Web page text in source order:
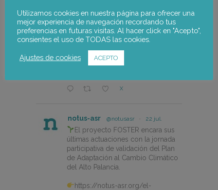
https://notus-asr.org/en/notus-
takes-part-in-the-redismar-
conference-on-women-eco-
in-fishing-gear/
X
notus-asr @notusasr · 22 jul.
El proyecto FOSTER encara sus
últimas actuaciones con la jornada
participativa de validación del Plan
de Adaptación al Cambio Climático
del Alto Palancia.
https://notus-asr.org/el-
Utilizamos cookies en nuestra página para ofrecer una
mejor experiencia de navegación recordando tus
preferencias en futuras visitas. Al hacer click en "Acepto",
consientes el uso de TODAS las cookies.
Ajustes de cookies ACEPTO